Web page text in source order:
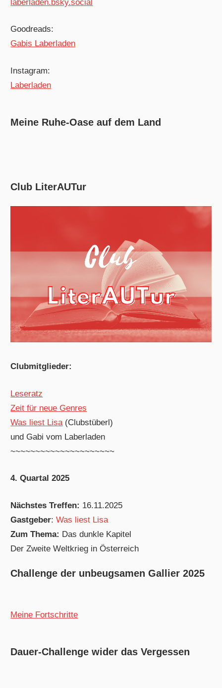
laberladen.bsky.social
Goodreads:
Gabis Laberladen
Instagram:
Laberladen
Meine Ruhe-Oase auf dem Land
Club LiterAUTur
Clubmitglieder:
Leseratz
Zeit für neue Genres
Was liest Lisa(Clubstüberl)
und Gabi vom Laberladen
~~~~~~~~~~~~~~~~~~~~~
4. Quartal 2025
Nächstes Treffen: 16.11.2025
Gastgeber:Was liest Lisa
Zum Thema: Das dunkle Kapitel
Der Zweite Weltkrieg in Österreich
Challenge der unbeugsamen Gallier 2025
Meine Fortschritte
Dauer-Challenge wider das Vergessen